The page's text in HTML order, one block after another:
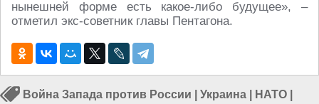
нынешней форме есть какое-либо будущее», –
отметил экс-советник главы Пентагона.
Война Запада против России Украина НАТО